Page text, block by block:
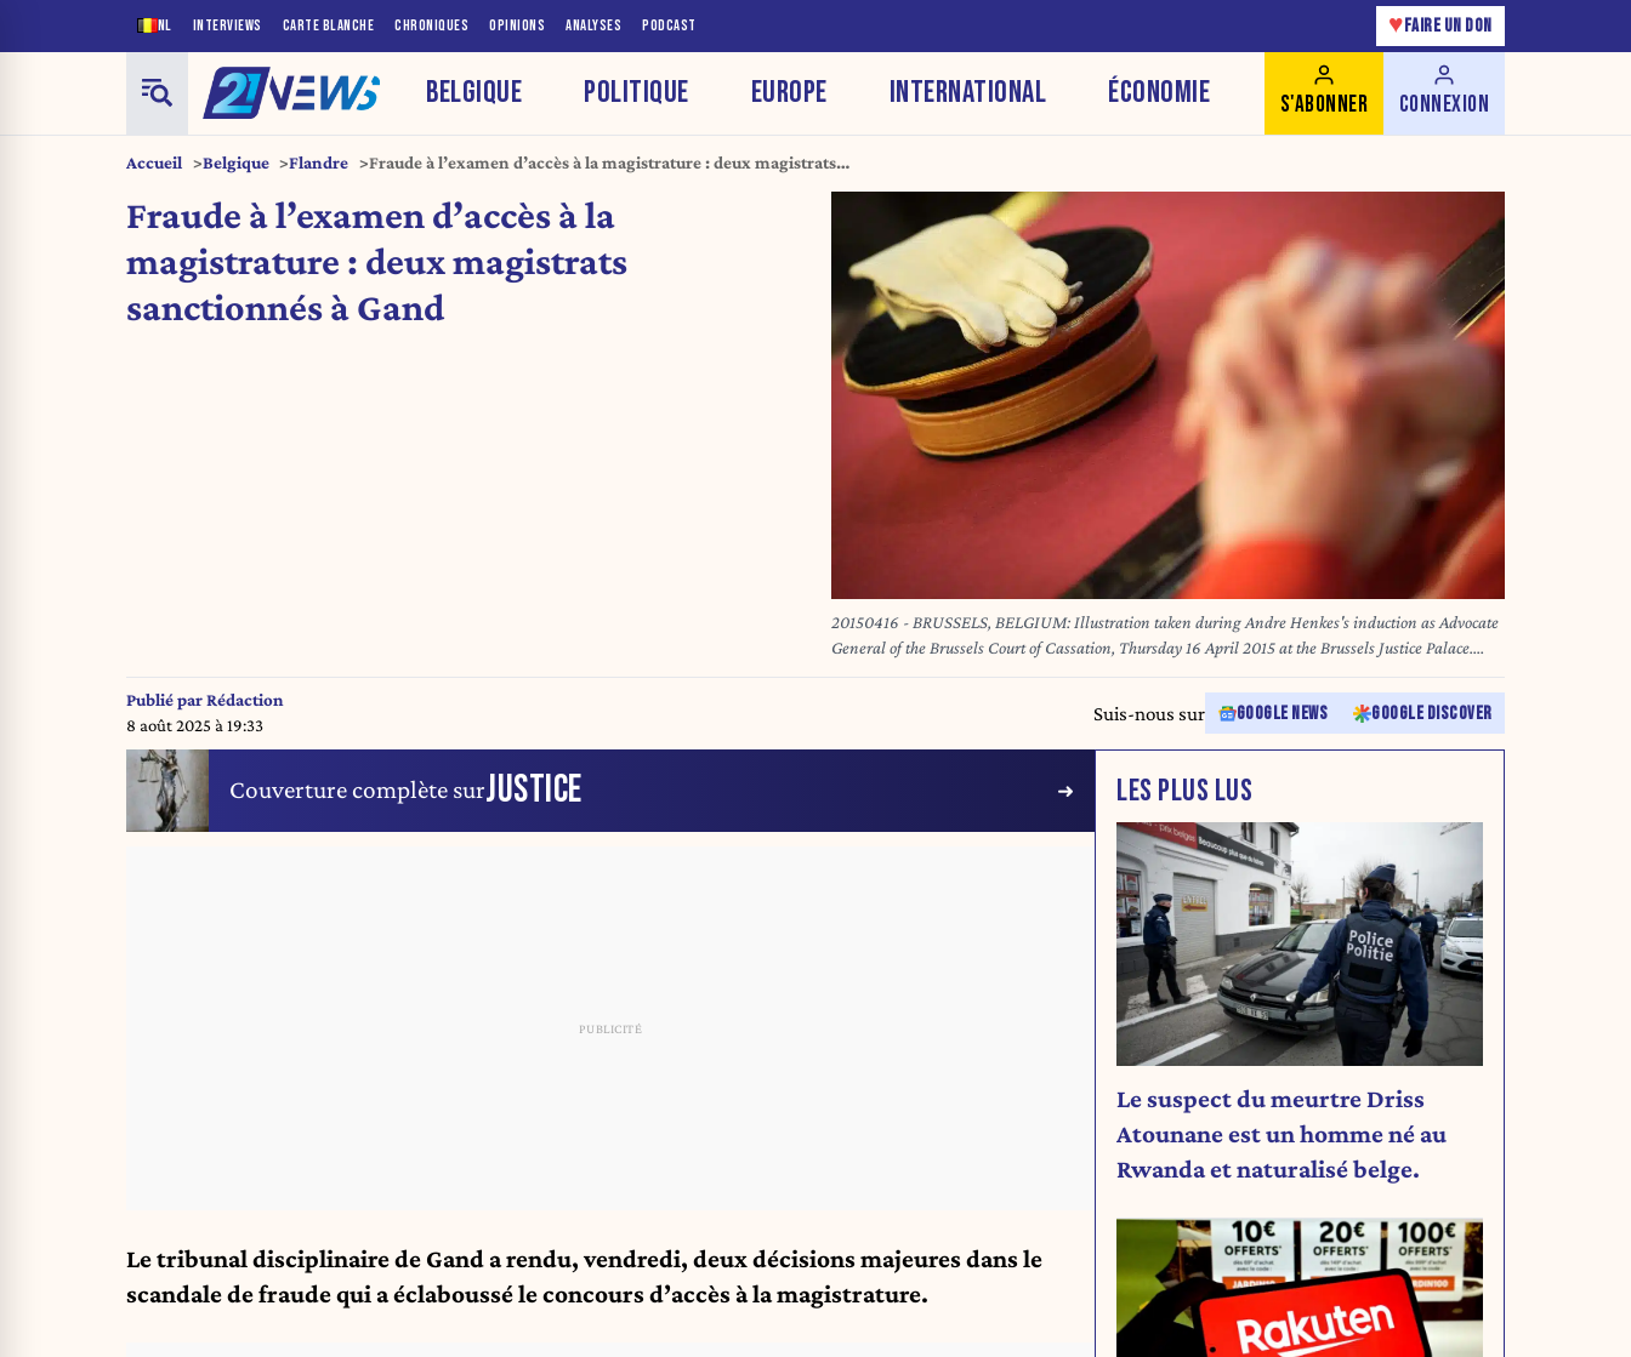
NL INTERVIEWS CARTE BLANCHE CHRONIQUES OPINIONS ANALYSES PODCAST ♥ FAIRE UN DON
BELGIQUE POLITIQUE EUROPE INTERNATIONAL ÉCONOMIE S'ABONNER CONNEXION
Accueil Belgique Flandre
Fraude à l’examen d’accès à la magistrature : deux magistrats
Fraude à l’examen d’accès à la
magistrature : deux magistrats
sanctionnés à Gand
20150416 - BRUSSELS, BELGIUM: Illustration taken during Andre Henkes's induction as Advocate
General of the Brussels Court of Cassation, Thursday 16 April 2015 at the Brussels Justice Palace.
BELGA PHOTO BENOIT DOPPAGNE
Publié parRédaction
8 août 2025 à 19:33
Suis-nous sur GOOGLE NEWS GOOGLE DISCOVER
Couverture complète surJUSTICE
Le tribunal disciplinaire de Gand a rendu, vendredi, deux décisions majeures dans le
scandale de fraude qui a éclaboussé le concours d’accès à la magistrature.
LES PLUS LUS
Le suspect du meurtre Driss
Atounane est un homme né au
Rwanda et naturalisé belge.